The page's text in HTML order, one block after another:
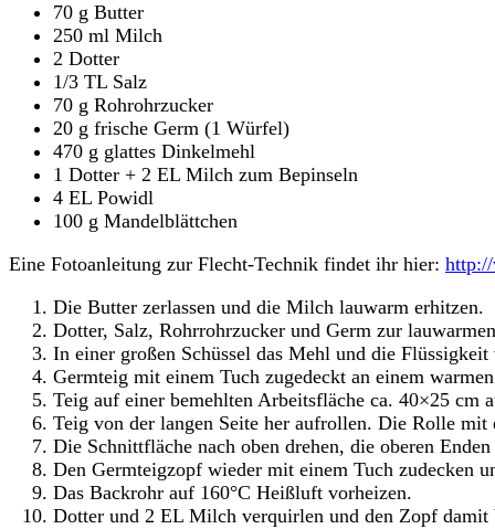
70 g Butter
250 ml Milch
2 Dotter
1/3 TL Salz
70 g Rohrohrzucker
20 g frische Germ (1 Würfel)
470 g glattes Dinkelmehl
1 Dotter + 2 EL Milch zum Bepinseln
4 EL Powidl
100 g Mandelblättchen
Eine Fotoanleitung zur Flecht-Technik findet ihr hier:
Die Butter zerlassen und die Milch lauwarm erhitzen.
Dotter, Salz, Rohrrohrzucker und Germ zur
In einer großen Schüssel das Mehl und die
Germteig mit einem Tuch zugedeckt an einem
Teig auf einer bemehlten Arbeitsfläche ca. 40×25 cm
Teig von der langen Seite her aufrollen. Die Rolle mit
Die Schnittfläche nach oben drehen, die oberen
Den Germteigzopf wieder mit einem Tuch zudecken
Das Backrohr auf 160°C Heißluft vorheizen.
Dotter und 2 EL Milch verquirlen und den Zopf damit